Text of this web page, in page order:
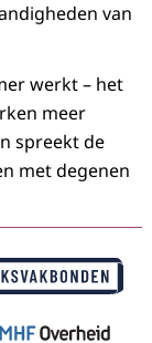
van
werkt – het
meer
spreekt de
met degenen